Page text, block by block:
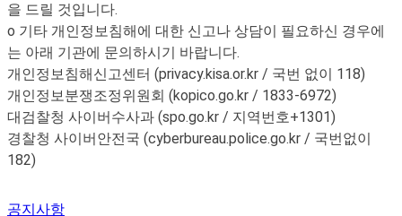
을 드릴 것입니다.
o 기타 개인정보침해에 대한 신고나 상담이 필요하신 경우에
는 아래 기관에 문의하시기 바랍니다.
개인정보침해신고센터 (privacy.kisa.or.kr / 국번 없이 118)
개인정보분쟁조정위원회 (kopico.go.kr / 1833-6972)
대검찰청 사이버수사과 (spo.go.kr / 지역번호+1301)
경찰청 사이버안전국 (cyberbureau.police.go.kr / 국번없이
182)
공지사항